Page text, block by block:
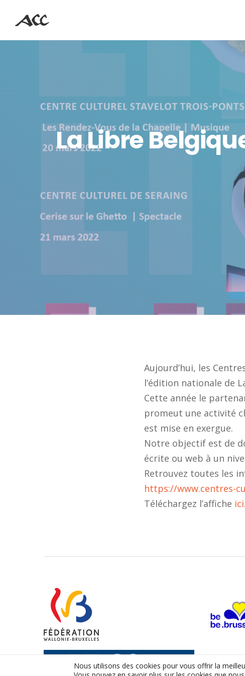
La Libre
Aujourd’hui, les
l’édition nationale de
Cette année le
promeut une activité
est mise en exergue.
Notre objectif est de
écrite ou web à un
Retrouvez toutes les
https://www.centres-
Téléchargez l’affiche ici.
Nous utilisons des cookies pour vous offrir la